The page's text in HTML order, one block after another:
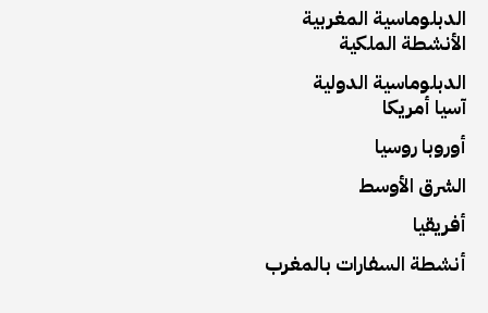
الدبلوماسية المغربية
الأنشطة الملكية
الدبلوماسية الدولية
آسيا أمريكا
أوروبا روسيا
الشرق الأوسط
أفريقيا
أنشطة السفارات بالمغرب